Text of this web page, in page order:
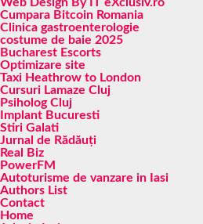
Cumpara Bitcoin Romania
Clinica gastroenterologie
costume de baie 2025
Bucharest Escorts
Optimizare site
Taxi Heathrow to London
Cursuri Lamaze Cluj
Psiholog Cluj
Implant Bucuresti
Stiri Galati
Jurnal de Rădăuți
Real Biz
PowerFM
Autoturisme de vanzare in Iasi
Authors List
Contact
Home